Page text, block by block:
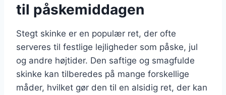
til påskemiddagen
Stegt skinke er en populær ret, der ofte
serveres til festlige lejligheder som påske, jul
og andre højtider. Den saftige og smagfulde
skinke kan tilberedes på mange forskellige
måder, hvilket gør den til en alsidig ret, der kan